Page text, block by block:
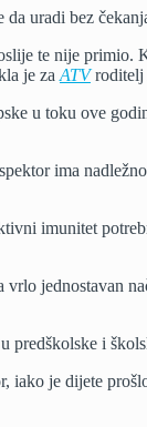
uradi bez
te nije primio.
je za ATVroditelj
u toku ove
ima
imunitet
jednostavan
predškolske i
je dijete